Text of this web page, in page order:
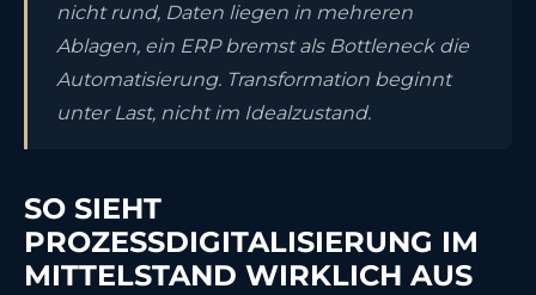
nicht rund, Daten liegen in mehreren
Ablagen, ein ERP bremst als Bottleneck die
Automatisierung. Transformation beginnt
unter Last, nicht im Idealzustand.
SO SIEHT
PROZESSDIGITALISIERUNG IM
MITTELSTAND WIRKLICH AUS